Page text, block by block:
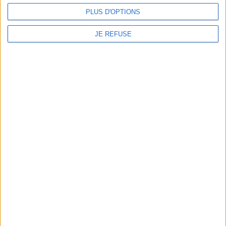
PLUS D'OPTIONS
JE REFUSE